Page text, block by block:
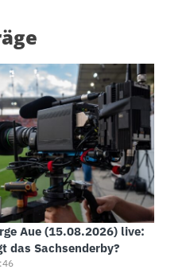
Aue (15.08.2026) live:
das Sachsenderby?